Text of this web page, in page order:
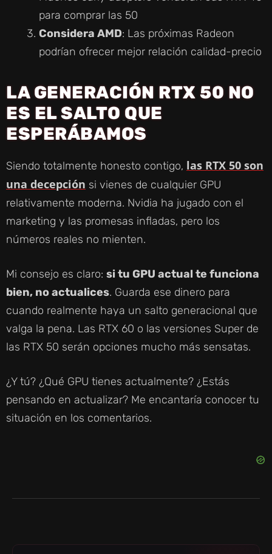
para comprar las 50
Considera AMD: Las próximas Radeon
podrían ofrecer mejor relación calidad-precio
LA GENERACIÓN RTX 50 NO
ES EL SALTO QUE
ESPERÁBAMOS
Siendo totalmente honesto contigo, las RTX 50 son
una decepción si vienes de cualquier GPU
relativamente moderna. Nvidia ha jugado con el
marketing y las promesas infladas, pero los
números reales no mienten.
Mi consejo es claro: si tu GPU actual te funciona
bien, no actualices. Guarda ese dinero para
cuando realmente haya un salto generacional que
valga la pena. Las RTX 60 o las versiones Super de
las RTX 50 serán opciones mucho más sensatas.
¿Y tú? ¿Qué GPU tienes actualmente? ¿Estás
pensando en actualizar? Me encantaría conocer tu
situación en los comentarios.